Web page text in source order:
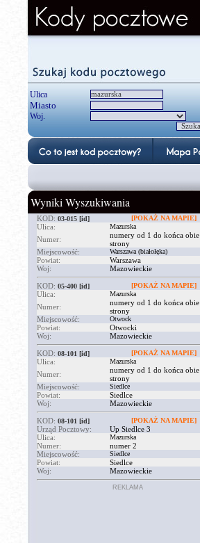
Ulica
Miasto
Woj.
Wyniki Wyszukiwania
KOD: 03-015 [id] [POKAŻ NA MAPIE]
Ulica: Mazurska
Numer:
numery od 1 do końca obie
strony
Miejscowość:
Warszawa (białołęka)
Powiat:
Warszawa
Woj:
Mazowieckie
KOD: 05-400 [id] [POKAŻ NA MAPIE]
Ulica: Mazurska
Numer:
numery od 1 do końca obie
strony
Miejscowość:
Otwock
Powiat:
Otwocki
Woj:
Mazowieckie
KOD: 08-101 [id] [POKAŻ NA MAPIE]
Ulica: Mazurska
Numer:
numery od 1 do końca obie
strony
Miejscowość:
Siedlce
Powiat:
Siedlce
Woj:
Mazowieckie
KOD: 08-101 [id] [POKAŻ NA MAPIE]
Urząd Pocztowy:
Up Siedlce 3
Ulica:
Mazurska
Numer:
numer 2
Miejscowość:
Siedlce
Powiat:
Siedlce
Woj:
Mazowieckie
REKLAMA